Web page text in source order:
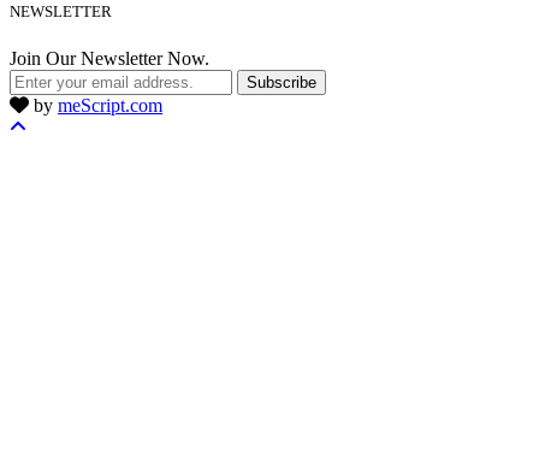
NEWSLETTER
Join Our Newsletter Now.
Subscribe
by meScript.com